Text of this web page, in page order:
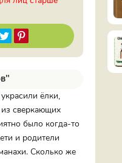
ёлки,
из сверкающих
было когда-то
и родители
Сколько же